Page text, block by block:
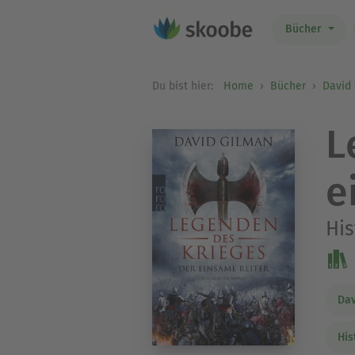
Bücher
Du bist hier: Home Bücher David